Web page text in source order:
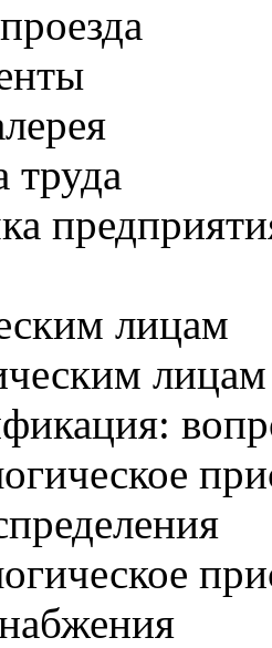
труда
лицам
лицам